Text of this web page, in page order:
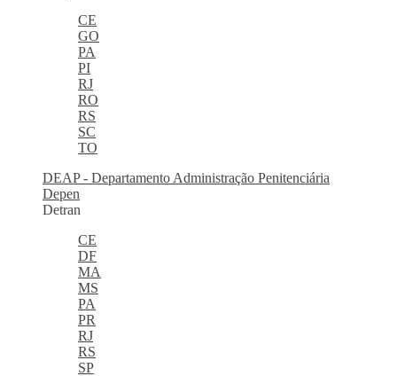
CE
GO
PA
PI
RJ
RO
RS
SC
TO
DEAP - Departamento Administração Penitenciária
Depen
Detran
CE
DF
MA
MS
PA
PR
RJ
RS
SP